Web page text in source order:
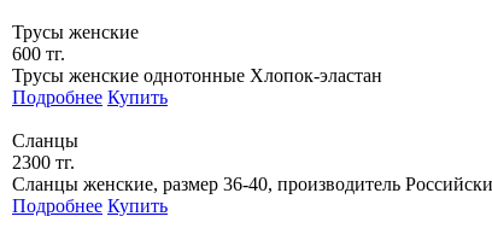
Трусы женские
600 тг.
Трусы женские однотонные Хлопок-эластан
Подробнее Купить
Сланцы
2300 тг.
Сланцы женские, размер 36-40, производитель
Подробнее Купить